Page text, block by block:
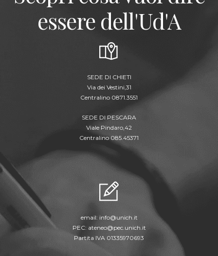
essere dell'Ud'A
SEDE DI CHIETI
Via dei Vestini,31
Centralino 0871.3551
SEDE DI PESCARA
Viale Pindaro,42
Centralino 085.45371
email: info@unich.it
PEC: ateneo@pec.unich.it
Partita IVA 01335970693